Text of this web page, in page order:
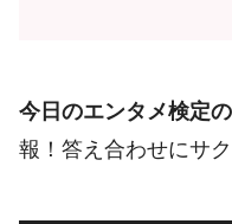
今日のエンタメ検定の
報！答え合わせにサク